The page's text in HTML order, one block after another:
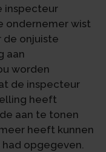
inspecteur
ondernemer wist
onjuiste
aan
worden
de inspecteur
heeft
aan te tonen
heeft kunnen
opgegeven.